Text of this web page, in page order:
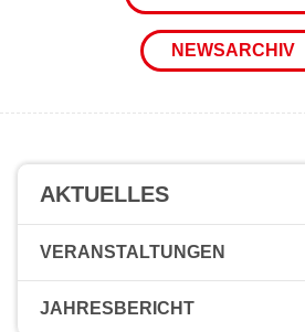
NEWSARCHIV
AKTUELLES
VERANSTALTUNGEN
JAHRESBERICHT